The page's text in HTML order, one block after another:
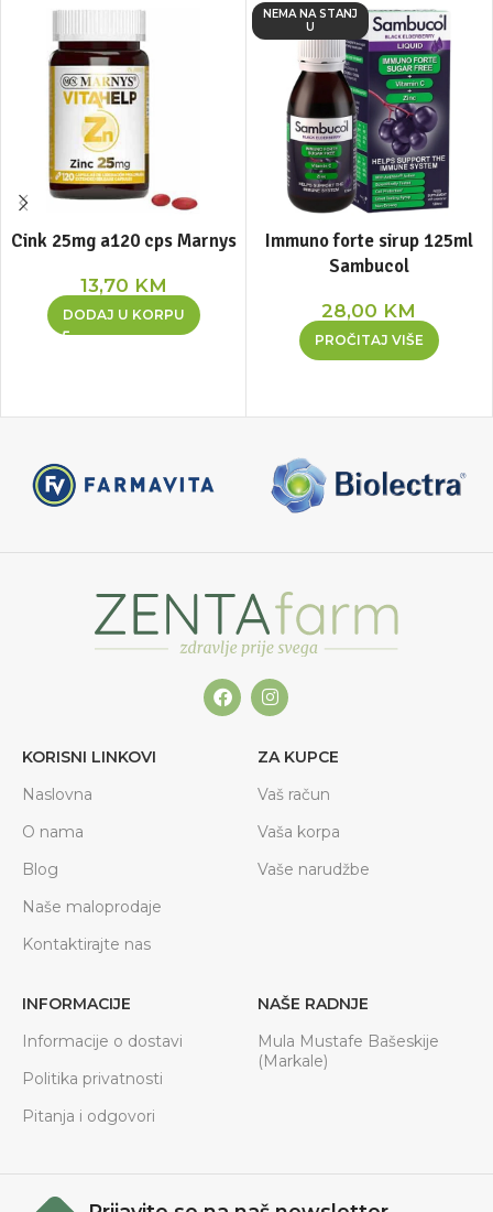
Cink 25mg a120 cps Marnys
13,70 KM
DODAJ U KORPU
NEMA NA STANJ
U
Immuno forte sirup 125ml
Sambucol
28,00 KM
PROČITAJ VIŠE
KORISNI LINKOVI
Naslovna
O nama
Blog
Naše maloprodaje
Kontaktirajte nas
ZA KUPCE
Vaš račun
Vaša korpa
Vaše narudžbe
INFORMACIJE
Informacije o dostavi
Politika privatnosti
Pitanja i odgovori
NAŠE RADNJE
Mula Mustafe Bašeskije
(Markale)